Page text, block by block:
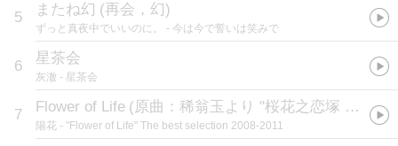
5 またね幻 (再会，幻)
ずっと真夜中でいいのに。 - 今は今で誓いは笑みで
6 星茶会
灰澈 - 星茶会
7 Flower of Life (原曲：稀翁玉より "桜花之恋塚 〜 Flower of Japan"
陽花 - "Flower of Life" The best selection 2008-2011